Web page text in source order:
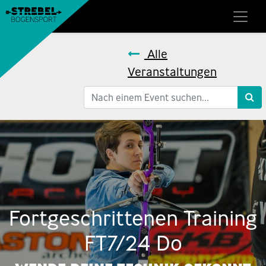
Alle
Veranstaltungen
Fortgeschrittenen Training
FT7/24 Do